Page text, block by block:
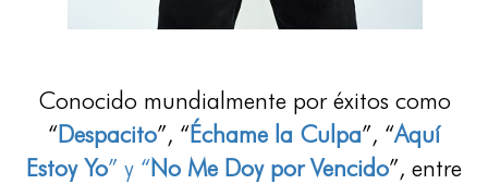
Conocido mundialmente por éxitos como
“Despacito”, “Échame la Culpa”, “Aquí
Estoy Yo” y “No Me Doy por Vencido”, entre